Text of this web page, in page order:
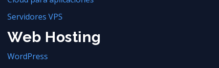
Servidores VPS
Web Hosting
WordPress